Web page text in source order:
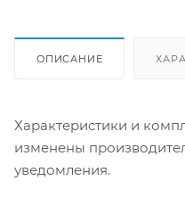
ОПИСАНИЕ
Характеристики и
изменены
уведомления.